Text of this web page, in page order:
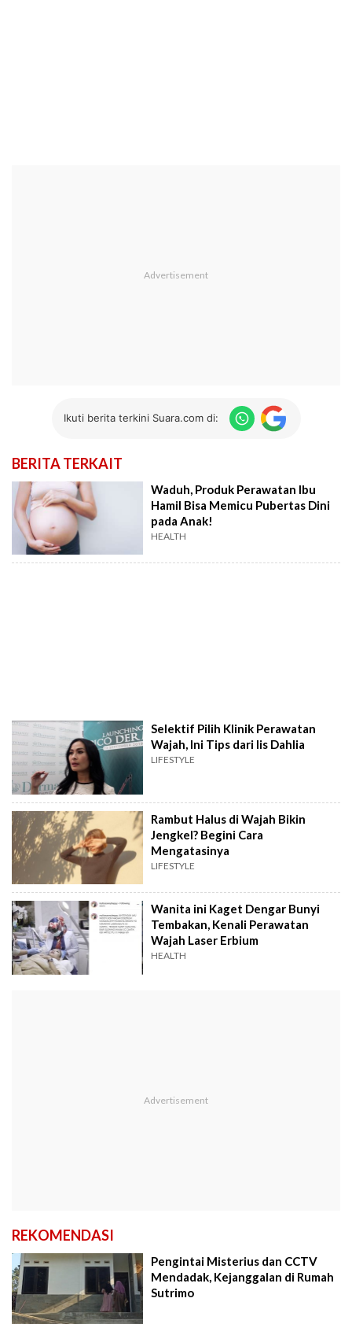
Ikuti berita terkini Suara.com di:
BERITA TERKAIT
Waduh, Produk Perawatan Ibu
Hamil Bisa Memicu Pubertas Dini
pada Anak!
HEALTH
Selektif Pilih Klinik Perawatan
Wajah, Ini Tips dari Iis Dahlia
LIFESTYLE
Rambut Halus di Wajah Bikin
Jengkel? Begini Cara
Mengatasinya
LIFESTYLE
Wanita ini Kaget Dengar Bunyi
Tembakan, Kenali Perawatan
Wajah Laser Erbium
HEALTH
REKOMENDASI
Pengintai Misterius dan CCTV
Mendadak, Kejanggalan di Rumah
Sutrimo